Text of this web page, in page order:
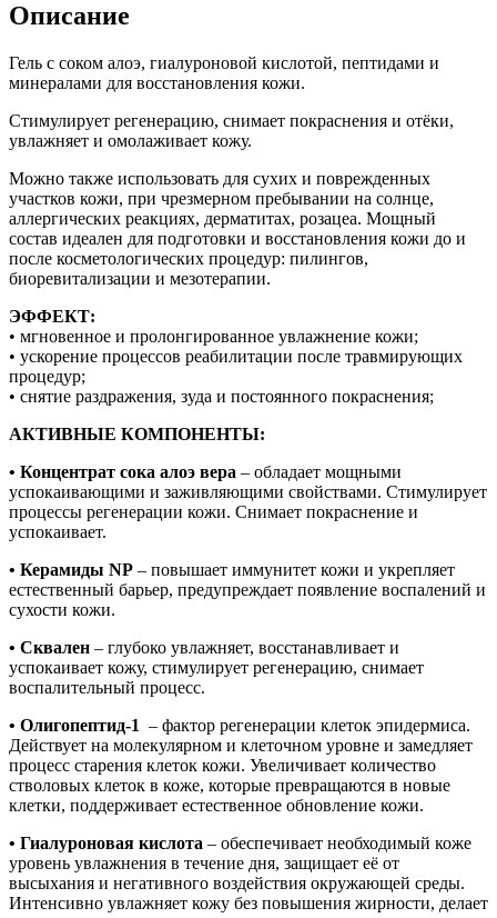
Описание
Гель с соком алоэ, гиалуроновой кислотой, пептидами и
минералами для восстановления кожи.
Стимулирует регенерацию, снимает покраснения и отёки,
увлажняет и омолаживает кожу.
Можно также использовать для сухих и поврежденных
участков кожи, при чрезмерном пребывании на солнце,
аллергических реакциях, дерматитах, розацеа. Мощный
состав идеален для подготовки и восстановления кожи до и
после косметологических процедур: пилингов,
биоревитализации и мезотерапии.
ЭФФЕКТ:
• мгновенное и пролонгированное увлажнение кожи;
• ускорение процессов реабилитации после травмирующих
процедур;
• снятие раздражения, зуда и постоянного покраснения;
АКТИВНЫЕ КОМПОНЕНТЫ:
• Концентрат сока алоэ вера – обладает мощными
успокаивающими и заживляющими свойствами. Стимулирует
процессы регенерации кожи. Снимает покраснение и
успокаивает.
• Керамиды NP – повышает иммунитет кожи и укрепляет
естественный барьер, предупреждает появление воспалений и
сухости кожи.
• Сквален – глубоко увлажняет, восстанавливает и
успокаивает кожу, стимулирует регенерацию, снимает
воспалительный процесс.
• Олигопептид-1 – фактор регенерации клеток эпидермиса.
Действует на молекулярном и клеточном уровне и замедляет
процесс старения клеток кожи. Увеличивает количество
стволовых клеток в коже, которые превращаются в новые
клетки, поддерживает естественное обновление кожи.
• Гиалуроновая кислота – обеспечивает необходимый коже
уровень увлажнения в течение дня, защищает её от
высыхания и негативного воздействия окружающей среды.
Интенсивно увлажняет кожу без повышения жирности, делает